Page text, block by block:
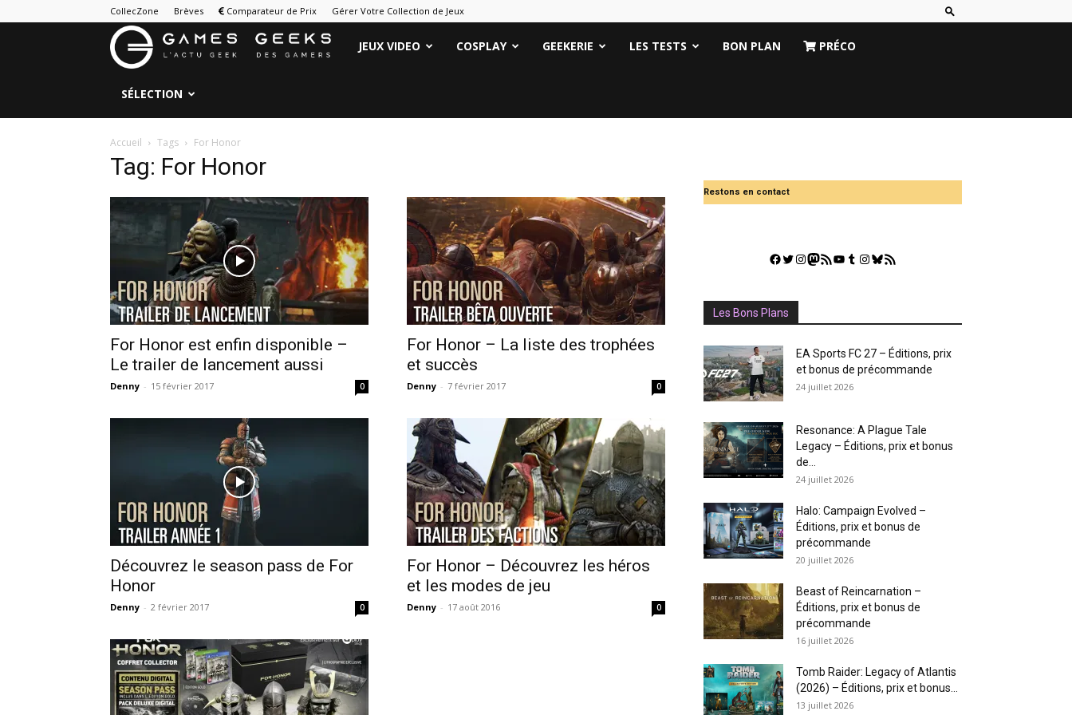
CollecZone Brèves Comparateur de Prix Gérer Votre Collection de Jeux
Games
JEUX VIDEO COSPLAY GEEKERIE LES TESTS BON PLAN PRÉCO
SÉLECTION
Accueil Tags For Honor
Tag: For Honor
For Honor est enfin disponible –
Le trailer de lancement aussi
Denny - 15 février 2017 0
For Honor – La liste des trophées
et succès
Denny - 7 février 2017 0
Découvrez le season pass de For
Honor
Denny - 2 février 2017 0
For Honor – Découvrez les héros
et les modes de jeu
Denny - 17 août 2016 0
Restons en contact
Facebook
Twitter
Instagram
Mastodon
Flux RSSYouTube
Tumblr
Instagram
Bluesky
GestGame
Les Bons Plans
EA Sports FC 27 – Éditions, prix
et bonus de précommande
24 juillet 2026
Resonance: A Plague Tale
Legacy – Éditions, prix et bonus
de...
24 juillet 2026
Halo: Campaign Evolved –
Éditions, prix et bonus de
précommande
20 juillet 2026
Beast of Reincarnation –
Éditions, prix et bonus de
précommande
16 juillet 2026
Tomb Raider: Legacy of Atlantis
(2026) – Éditions, prix et bonus...
13 juillet 2026